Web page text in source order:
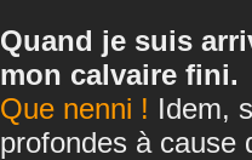
Quand je suis
mon calvaire fini.
Que nenni ! Idem,
profondes à cause